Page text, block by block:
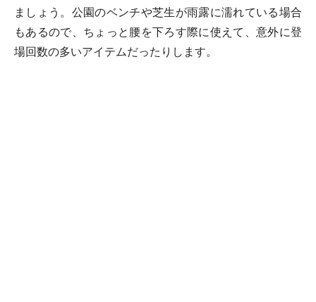
ましょう。公園のベンチや芝生が雨露に濡れている場合
もあるので、ちょっと腰を下ろす際に使えて、意外に登
場回数の多いアイテムだったりします。